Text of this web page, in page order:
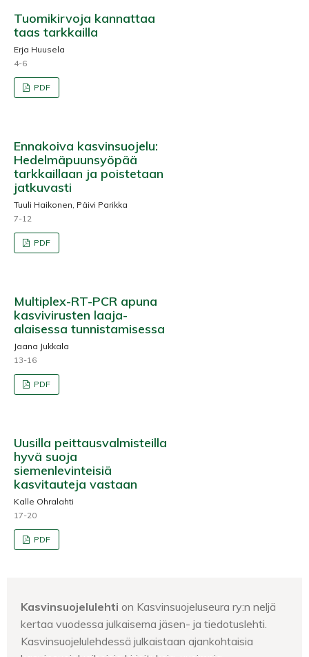
Tuomikirvoja kannattaa
taas tarkkailla
Erja Huusela
4-6
PDF
Ennakoiva kasvinsuojelu:
Hedelmäpuunsyöpää
tarkkaillaan ja poistetaan
jatkuvasti
Tuuli Haikonen, Päivi Parikka
7-12
PDF
Multiplex-RT-PCR apuna
kasvivirusten laaja-
alaisessa tunnistamisessa
Jaana Jukkala
13-16
PDF
Uusilla peittausvalmisteilla
hyvä suoja
siemenlevinteisiä
kasvitauteja vastaan
Kalle Ohralahti
17-20
PDF
Kasvinsuojelulehti on Kasvinsuojeluseura ry:n neljä
kertaa vuodessa julkaisema jäsen- ja tiedotuslehti.
Kasvinsuojelulehdessä julkaistaan ajankohtaisia